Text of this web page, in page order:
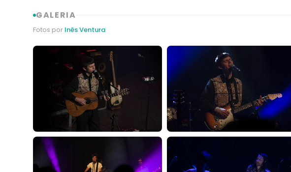
GALERIA
Fotos por Inês Ventura